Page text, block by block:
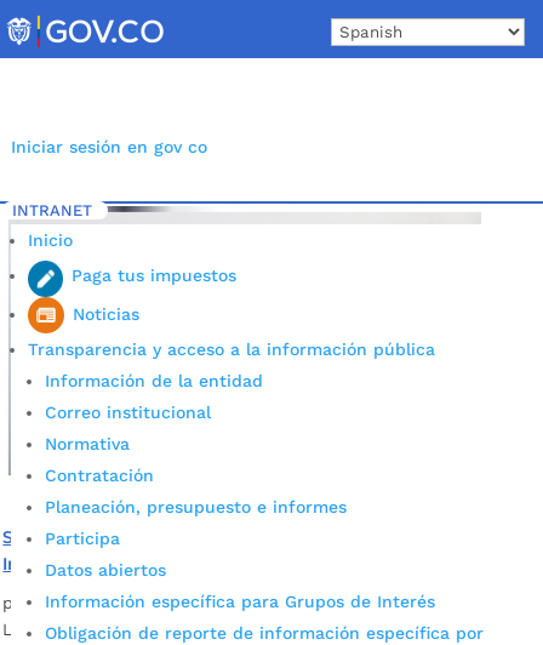
to
content
Iniciar sesión en gov co
INTRANET
Inicio
Paga tus impuestos
Noticias
Transparencia y acceso a la información pública
Información de la entidad
Correo institucional
Normativa
Contratación
Planeación, presupuesto e informes
Participa
Datos abiertos
Información específica para Grupos de Interés
Obligación de reporte de información específica por
Inicio 5 Etiqueta: patinadoras bucaramanga
Silvia Nathalia Niño Villamizar, nueva directora del
Inderbu
por Pilar Mejía|Jun 20, 2023|Noticias
La reconocida patinadora conoce de primera mano el